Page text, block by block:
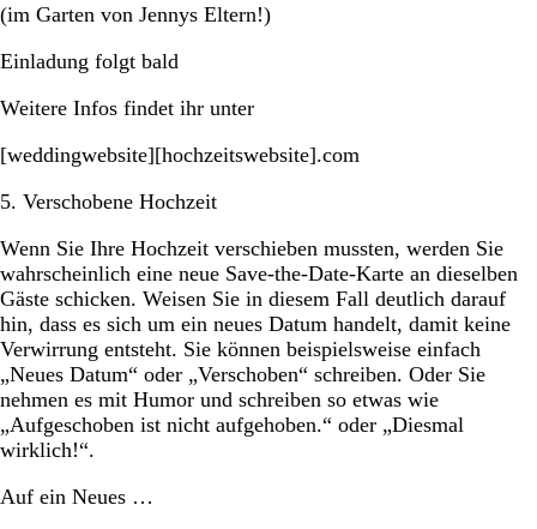
(im Garten von Jennys Eltern!)
Einladung folgt bald
Weitere Infos findet ihr unter
[weddingwebsite][hochzeitswebsite].com
5. Verschobene Hochzeit
Wenn Sie Ihre Hochzeit verschieben mussten, werden Sie
wahrscheinlich eine neue Save-the-Date-Karte an dieselben
Gäste schicken. Weisen Sie in diesem Fall deutlich darauf
hin, dass es sich um ein neues Datum handelt, damit keine
Verwirrung entsteht. Sie können beispielsweise einfach
„Neues Datum“ oder „Verschoben“ schreiben. Oder Sie
nehmen es mit Humor und schreiben so etwas wie
„Aufgeschoben ist nicht aufgehoben.“ oder „Diesmal
wirklich!“.
Auf ein Neues …